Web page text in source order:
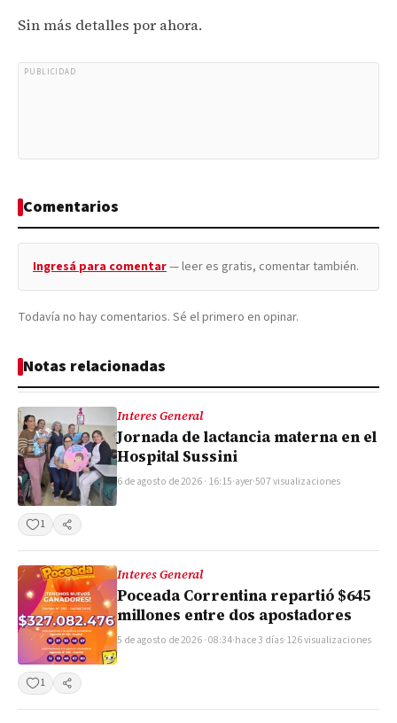
Sin más detalles por ahora.
PUBLICIDAD
Comentarios
Ingresá para comentar— leer es gratis, comentar también.
Todavía no hay comentarios. Sé el primero en opinar.
Notas relacionadas
Interes General
Jornada de lactancia materna en el
Hospital Sussini
6 de agosto de 2026 · 16:15·ayer·507 visualizaciones
1 Compartir
Interes General
Poceada Correntina repartió $645
millones entre dos apostadores
5 de agosto de 2026 · 08:34·hace 3 días·126 visualizaciones
1 Compartir